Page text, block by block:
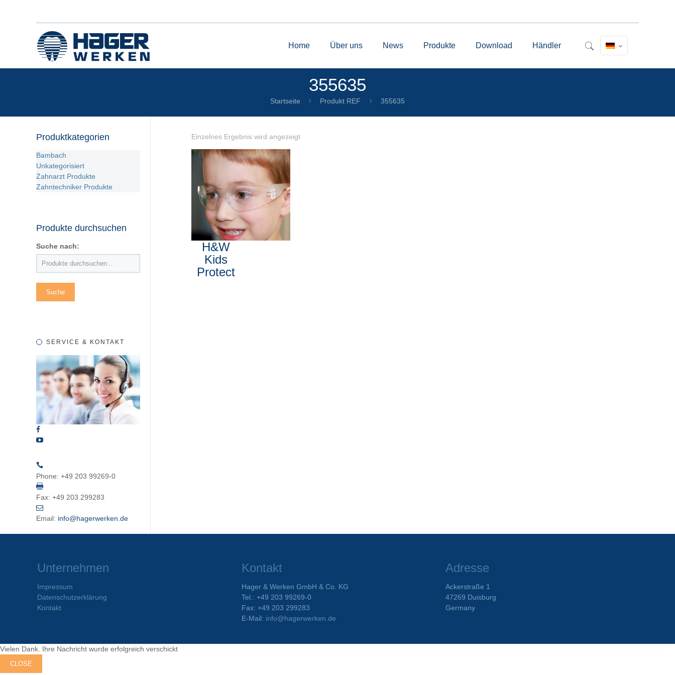
Home Über uns News Produkte Download Händler
355635
Startseite Produkt REF 355635
Einzelnes Ergebnis wird angezeigt
H&W
Kids
Protect
Produktkategorien
Bambach
Unkategorisiert
Zahnarzt Produkte
Zahntechniker Produkte
Produkte durchsuchen
Suche nach:
SERVICE & KONTAKT
Phone: +49 203 99269-0
Fax: +49 203 299283
Email: info@hagerwerken.de
Unternehmen
Impressum
Datenschutzerklärung
Kontakt
Kontakt
Hager & Werken GmbH & Co. KG
Tel.: +49 203 99269-0
Fax: +49 203 299283
E-Mail: info@hagerwerken.de
Adresse
Ackerstraße 1
47269 Duisburg
Germany
Vielen Dank. Ihre Nachricht wurde erfolgreich verschickt
CLOSE